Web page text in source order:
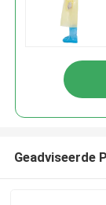
Geadviseerde